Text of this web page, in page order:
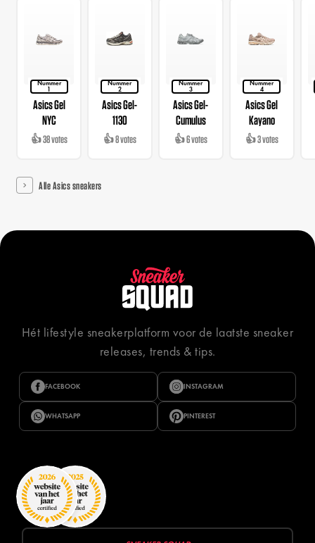
Nummer
1
Asics Gel
NYC
👍 38 votes
Nummer
2
Asics Gel-
1130
👍 8 votes
Nummer
3
Asics Gel-
Cumulus
👍 6 votes
Nummer
4
Asics Gel
Kayano
👍 3 votes
Alle Asics sneakers
Hét lifestyle sneakerplatform voor de laatste sneaker
releases, trends & tips.
FACEBOOK INSTAGRAM
WHATSAPP PINTEREST